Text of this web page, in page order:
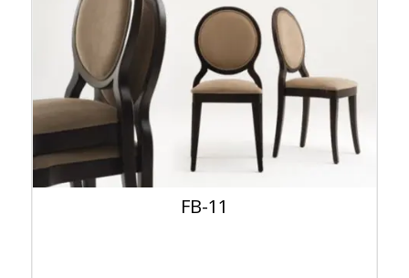
FB-11